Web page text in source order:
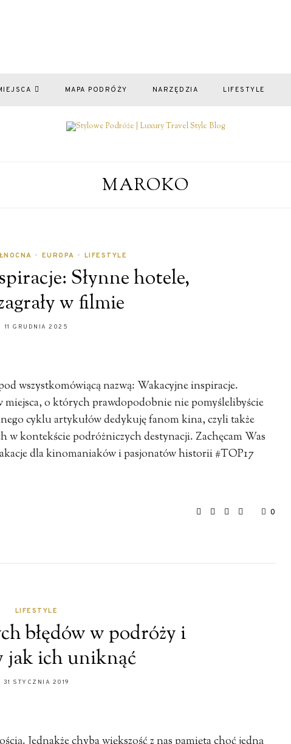
MAPA PODRÓŻY NARZĘDZIA LIFESTYLE
MAROKO
• EUROPA • LIFESTYLE
Słynne hotele,
w filmie
11 GRUDNIA 2025
wszystkomówiącą nazwą: Wakacyjne inspiracje.
miejsca, o których prawdopodobnie nie pomyślelibyście
cyklu artykułów dedykuję fanom kina, czyli także
w kontekście podróżniczych destynacji. Zachęcam Was
dla kinomaniaków i pasjonatów historii #TOP17
0
LIFESTYLE
błędów w podróży i
jak ich uniknąć
31 STYCZNIA 2019